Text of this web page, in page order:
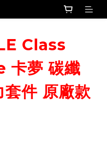
Class
卡夢 碳纖
件 原廠款